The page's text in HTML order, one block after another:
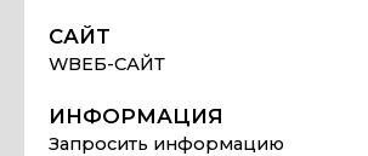
САЙТ
WВЕБ-САЙТ
ИНФОРМАЦИЯ
Запросить информацию